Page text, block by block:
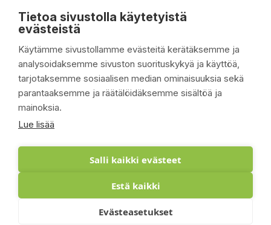
Tietoa sivustolla käytetyistä
evästeistä
Käytämme sivustollamme evästeitä kerätäksemme ja
analysoidaksemme sivuston suorituskykyä ja käyttöä,
tarjotaksemme sosiaalisen median ominaisuuksia sekä
parantaaksemme ja räätälöidäksemme sisältöä ja
mainoksia.
Lue lisää
Salli kaikki evästeet
Estä kaikki
Evästeasetukset
© 2026 - Suomen Siisti Piha Oy - Toteutus: